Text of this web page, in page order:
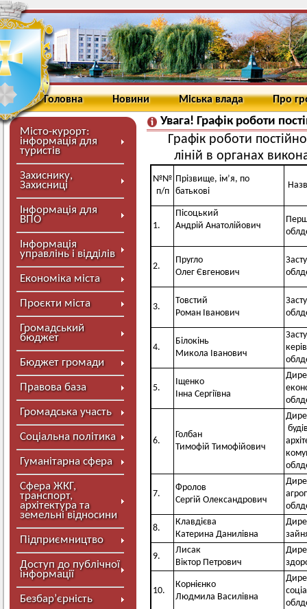
Головна Новини Міська влада Про
Місто-курорт:
інформація для
туристів
Захиснику,
Захисниці
Інформація для
ВПО
Інформація
управлінь і відділів
Економіка міста
Проєкти міста
Громадський
бюджет
Бюджет громади
Правова база
Громадська участь
Соціальна політика
Гуманітарна сфера
Сфера ЖКГ,
транспорт,
архітектура та
земельні відносини
Підприємництво
Доступ до публічної
інформації
Безбар’єрність
Увага! Графік роботи
Графік роботи
ліній в органах
№№
п/п
Прізвище, ім’я, по
батькові
1.
Пісоцький
Андрій Анатолійович
2.
Пругло
Олег Євгенович
3.
Товстий
Роман Іванович
4.
Білокінь
Микола Іванович
5.
Іщенко
Інна Сергіївна
6.
Голбан
Тимофій Тимофійович
7.
Фролов
Сергій Олександрович
8.
Клавдієва
Катерина Данилівна
9.
Лисак
Віктор Петрович
10.
Корнієнко
Людмила Василівна